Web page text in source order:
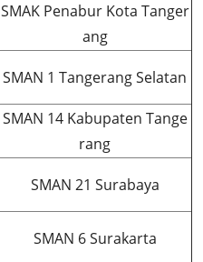
SMAK Penabur Kota Tanger
ang
SMAN 1 Tangerang Selatan
SMAN 14 Kabupaten Tange
rang
SMAN 21 Surabaya
SMAN 6 Surakarta